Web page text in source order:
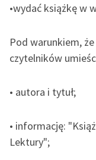
•wydać książkę w
Pod warunkiem,
czytelników
• autora i tytuł;
• informację:
Lektury";